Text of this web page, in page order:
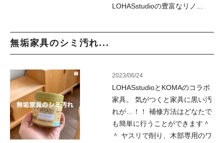
LOHASstudioの豊富なリノ...
無垢家具のシミ汚れ...
2023/06/24
LOHASstudioとKOMAのコラボ
家具。 気がつくと家具に黒い汚
れが…！！ 補修方法はどなたで
も簡単に行うことができます＾
＾ ヤスリで削り、木部専用のワ